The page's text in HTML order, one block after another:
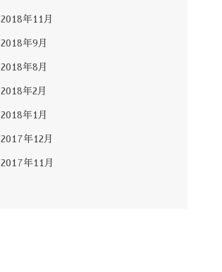
2018年11月
2018年9月
2018年8月
2018年2月
2018年1月
2017年12月
2017年11月